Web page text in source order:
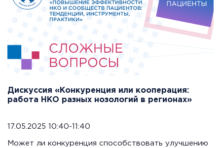
Дискуссия «Конкуренция или кооперация:
работа НКО разных нозологий в регионах»
17.05.2025 10:40-11:40
Может ли конкуренция способствовать улучшению